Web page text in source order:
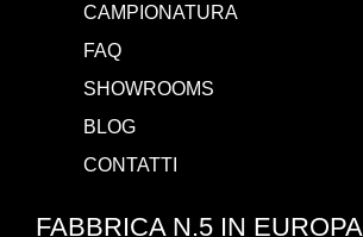
CAMPIONATURA
FAQ
SHOWROOMS
BLOG
CONTATTI
FABBRICA N.5 IN EUROPA